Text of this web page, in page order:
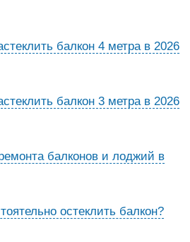
балкон 4 метра в 2026
балкон 3 метра в 2026
балконов и лоджий в
остеклить балкон?